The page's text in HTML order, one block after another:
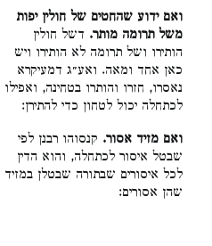
ואם ידוע שהחטים של חולין יפות
משל תרומה מותר. דשל חולין
הותירו ושל תרומה לא הותירו ויש
כאן אחד ומאה. ואע״ג דמעיקרא
נאסרו, חזרו והותרו בטחינה, ואפילו
לכתחלה יכול לטחון כדי להתירן:
ואם מזיד אסור. קנסוהו רבנן לפי
שבטל איסור לכתחלה, והוא הדין
לכל איסורים שבתורה שבטלן במזיד
שהן אסורים: